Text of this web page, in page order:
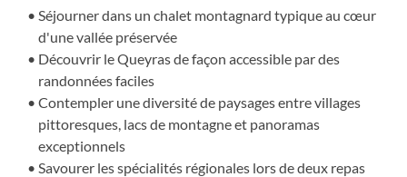
Séjourner dans un chalet montagnard typique au cœur
d'une vallée préservée
Découvrir le Queyras de façon accessible par des
randonnées faciles
Contempler une diversité de paysages entre villages
pittoresques, lacs de montagne et panoramas
exceptionnels
Savourer les spécialités régionales lors de deux repas